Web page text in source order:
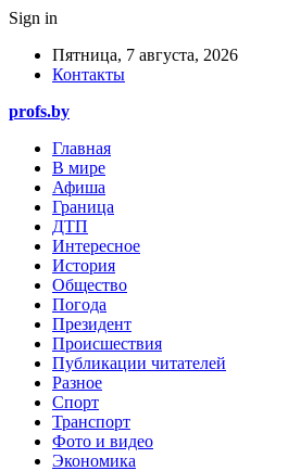
Sign in
Пятница, 7 августа, 2026
Контакты
profs.by
Главная
В мире
Афиша
Граница
ДТП
Интересное
История
Общество
Погода
Президент
Происшествия
Публикации читателей
Разное
Спорт
Транспорт
Фото и видео
Экономика